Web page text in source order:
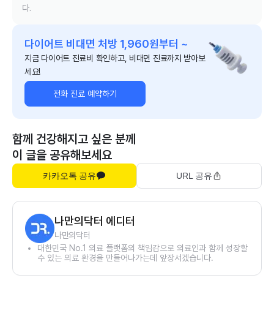
다.
다이어트 비대면 처방 1,960원부터 ~
지금 다이어트 진료비 확인하고, 비대면 진료까지 받아보
세요!
전화 진료 예약하기
함께 건강해지고 싶은 분께
이 글을 공유해보세요
카카오톡 공유 URL 공유
나만의닥터 에디터
나만의닥터
대한민국 No.1 의료 플랫폼의 책임감으로 의료인과 함께 성장할
수 있는 의료 환경을 만들어나가는데 앞장서겠습니다.